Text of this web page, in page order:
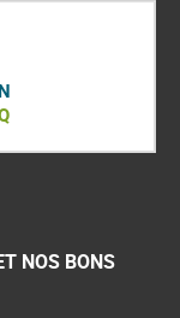
NOS BONS